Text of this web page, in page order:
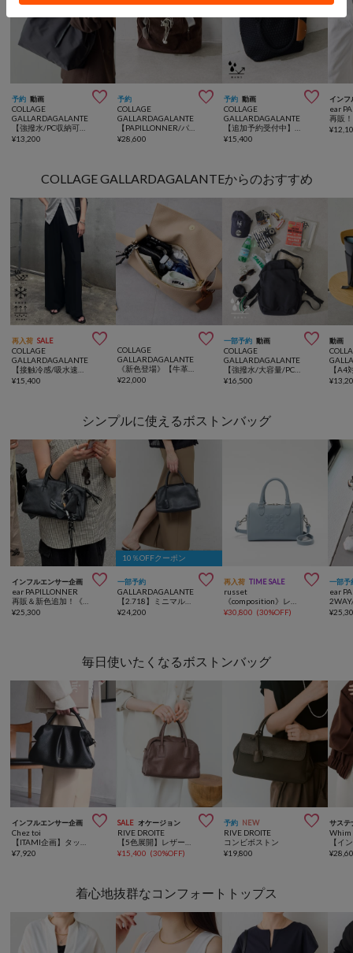
予約 動画 
COLLAGE
GALLARDAGALANTE
¥13,200
予約 
COLLAGE
GALLARDAGALANTE
¥28,600
予約 動画 
COLLAGE
GALLARDAGALANTE
¥15,400
インフ
ear
¥
COLLAGE GALLARDAGALANTEからのおすすめ
再入荷 SALE 
COLLAGE
GALLARDAGALANTE
¥15,400

COLLAGE
GALLARDAGALANTE
¥22,000
一部予約 動画 
COLLAGE
GALLARDAGALANTE
【強撥水/大容量/PC収納ポケット付】強撥水10ポケットリュック
¥16,500
動画
¥
シンプルに使えるボストンバッグ
インフルエンサー企画 
ear PAPILLONNER
¥25,300
10％OFFクーポン
一部予約 
GALLARDAGALANTE
¥24,200
再入荷 TIME SALE 
russet
¥30,800 (30%OFF)
一部予
ear
¥
毎日使いたくなるボストンバッグ
インフルエンサー企画 
Chez toi
¥7,920
SALE オケージョン 
RIVE DROITE
¥15,400 (30%OFF)
予約 NEW 
RIVE DROITE
コンビボストン
¥19,800
サステ
Whim
¥
着心地抜群なコンフォートトップス